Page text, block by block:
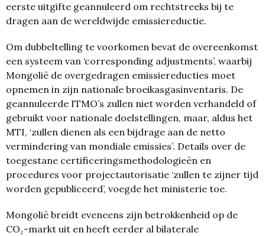
eerste uitgifte geannuleerd om rechtstreeks bij te
dragen aan de wereldwijde emissiereductie.
Om dubbeltelling te voorkomen bevat de overeenkomst
een systeem van ‘corresponding adjustments’, waarbij
Mongolië de overgedragen emissiereducties moet
opnemen in zijn nationale broeikasgasinventaris. De
geannuleerde ITMO’s zullen niet worden verhandeld of
gebruikt voor nationale doelstellingen, maar, aldus het
MTI, ‘zullen dienen als een bijdrage aan de netto
vermindering van mondiale emissies’. Details over de
toegestane certificeringsmethodologieën en
procedures voor projectautorisatie ‘zullen te zijner tijd
worden gepubliceerd’, voegde het ministerie toe.
Mongolië breidt eveneens zijn betrokkenheid op de
CO₂-markt uit en heeft eerder al bilaterale